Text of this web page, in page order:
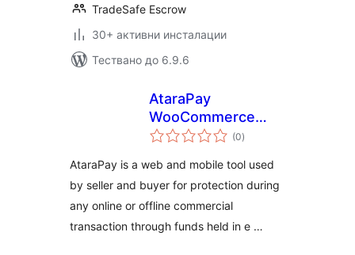
TradeSafe Escrow
30+ активни инсталации
Тествано до 6.9.6
AtaraPay
WooCommerce
Payment Gateway
(0общо
оценки
)
AtaraPay​ is a web and mobile tool used
by seller and buyer for protection during
any online or offline commercial
transaction through funds held in e …